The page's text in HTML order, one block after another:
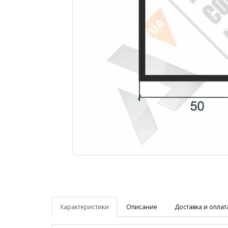
Характеристики
Описание Доставка и